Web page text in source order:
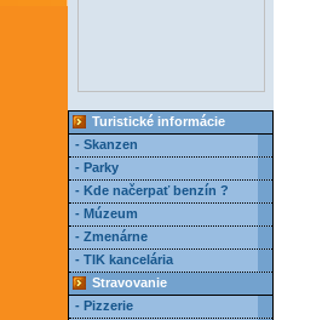
Turistické informácie
- Skanzen
- Parky
- Kde načerpať benzín ?
- Múzeum
- Zmenárne
- TIK kancelária
Stravovanie
- Pizzerie